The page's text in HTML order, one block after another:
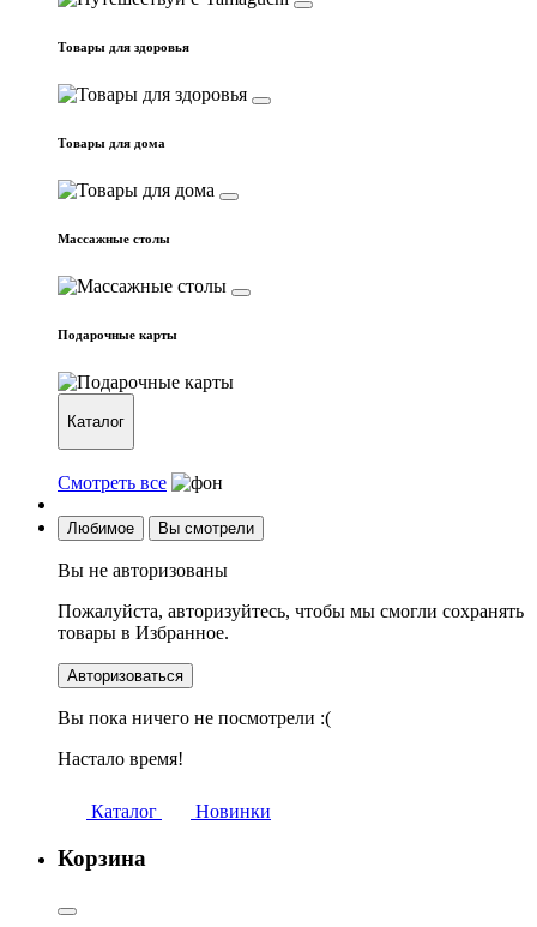
Товары для здоровья
Товары для дома
Массажные столы
Подарочные карты
Каталог
Смотреть все
Любимое Вы смотрели
Вы не авторизованы
Пожалуйста, авторизуйтесь, чтобы мы смогли сохранять
товары в Избранное.
Авторизоваться
Вы пока ничего не посмотрели :(
Настало время!
Каталог Новинки
Корзина